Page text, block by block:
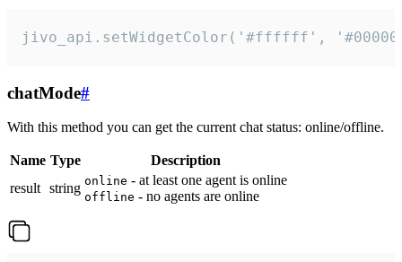
jivo_api.setWidgetColor('#ffffff',
chatMode#
With this method you can get the current chat status: online/offline.
Name Type
Description
result string online - at least one agent is online
offline - no agents are online